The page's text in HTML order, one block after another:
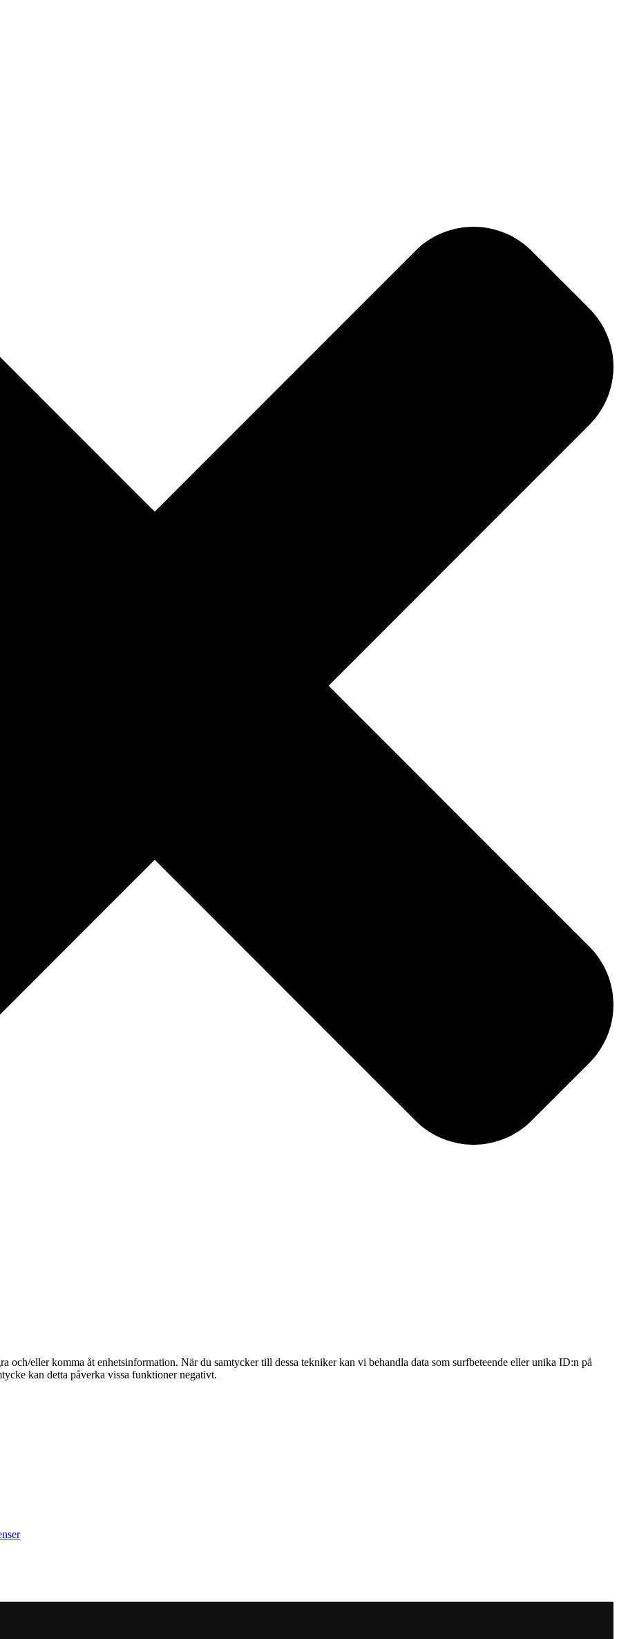
och/eller komma åt enhetsinformation. När du samtycker till dessa tekniker kan vi behandla data som surfbeteende eller unika ID:n på
kan detta påverka vissa funktioner negativt.